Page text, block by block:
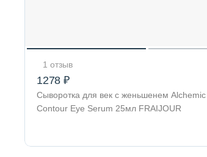
1 отзыв
1278 ₽
Сыворотка для век с женьшенем
Contour Eye Serum 25мл FRAIJOUR